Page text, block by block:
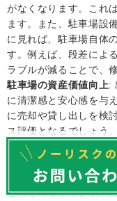
がなくなります。これ
ます。また、駐車場設
に見れば、駐車場自体
す。例えば、段差によ
ラブルが減ることで、
駐車場の資産価値向上:
に清潔感と安心感を与
に売却や貸し出しを検
ス評価となるでしょう
位性は、駐車場の競争
法的・社会的なコンプ
とは、道路法などの関
とにもつながります。